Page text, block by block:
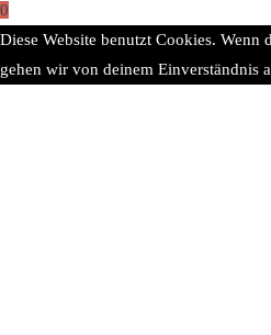
0
Diese Website benutzt Cookies. Wenn
gehen wir von deinem Einverständnis